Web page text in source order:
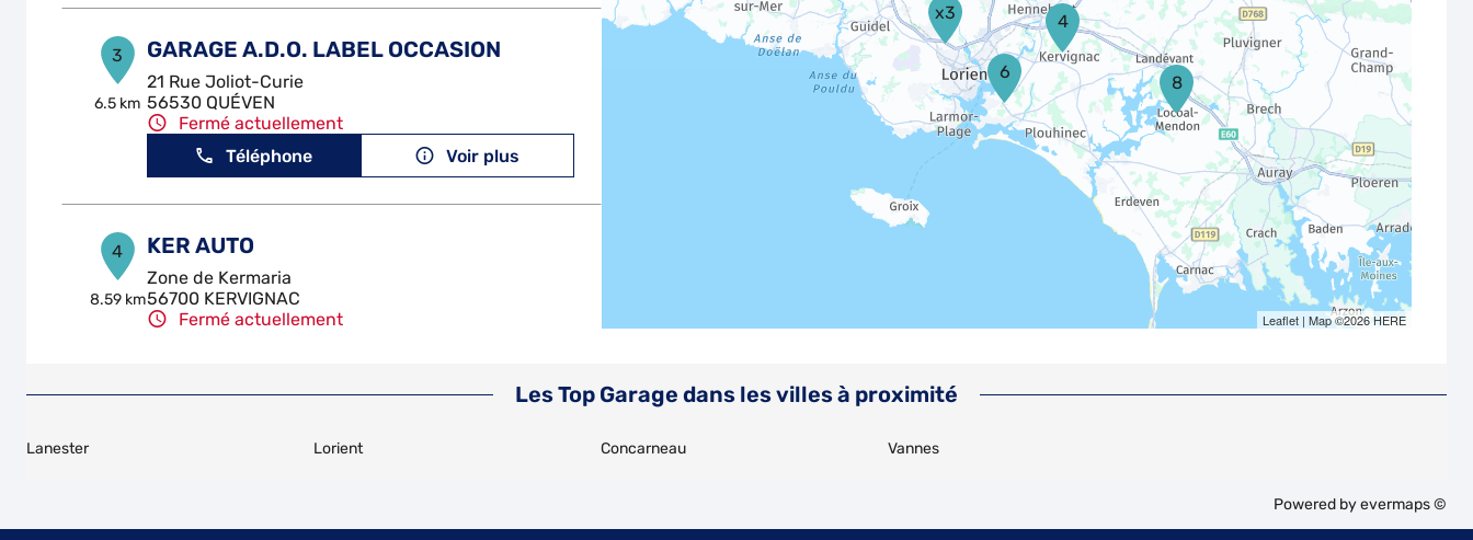
3
6.5 km
GARAGE A.D.O. LABEL OCCASION
21 Rue Joliot-Curie
56530 QUÉVEN
Fermé actuellement
Téléphone
Voir plus
4
8.59 km
KER AUTO
Zone de Kermaria
56700 KERVIGNAC
Fermé actuellement
GUIDEL AUTOMOBILES
8
4
6
x3
Leaflet| Map ©2026HERE
Les Top Garage dans les villes à proximité
Lanester Lorient Concarneau Vannes
Powered byevermaps ©